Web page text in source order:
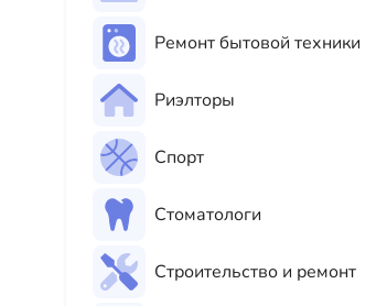
Ремонт бытовой техники
Риэлторы
Спорт
Стоматологи
Строительство и ремонт